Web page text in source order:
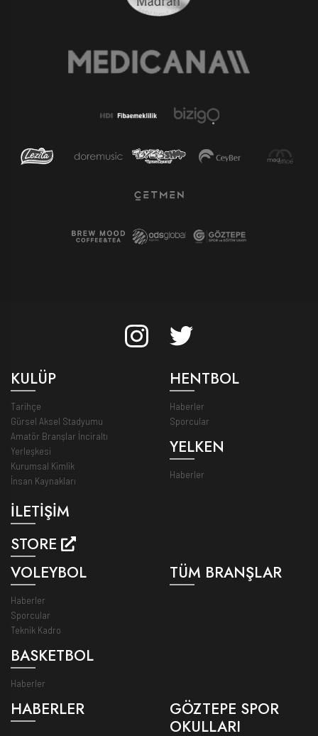
KULÜP
Tarihçe
Gürsel Aksel Stadyumu
Amatör Branşlar İnciraltı
Yerleşkesi
Kurumsal Kimlik
İnsan Kaynakları
İLETİŞİM
STORE
HENTBOL
Haberler
Sporcular
YELKEN
Haberler
VOLEYBOL
Haberler
Sporcular
Teknik Kadro
BASKETBOL
Haberler
TÜM BRANŞLAR
HABERLER
GÖZTEPE SPOR
OKULLARI